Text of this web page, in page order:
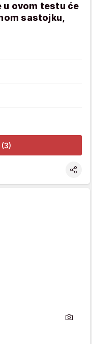
u ovom testu će
sastojku,